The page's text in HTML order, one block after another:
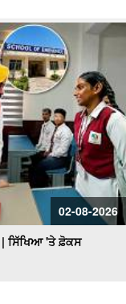
02-08-2026
ਸਿੱਖਿਆ 'ਤੇ ਫ਼ੋਕਸ